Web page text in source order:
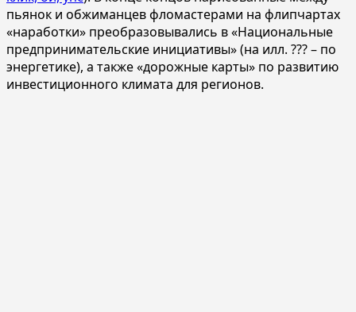
пьянок и обжиманцев фломастерами на флипчартах
«наработки» преобразовывались в «Национальные
предпринимательские инициативы» (на илл. ??? – по
энергетике), а также «дорожные карты» по развитию
инвестиционного климата для регионов.